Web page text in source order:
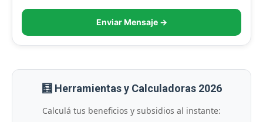
Enviar Mensaje →
🧮 Herramientas y Calculadoras 2026
Calculá tus beneficios y subsidios al instante: